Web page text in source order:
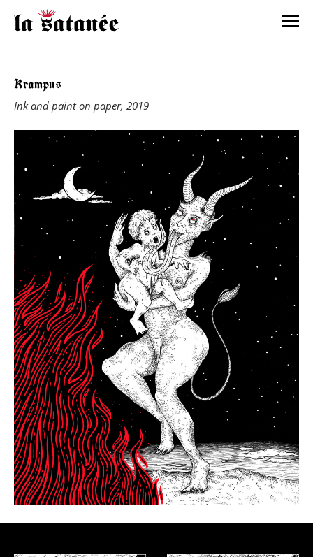
Krampus
Ink and paint on paper, 2019